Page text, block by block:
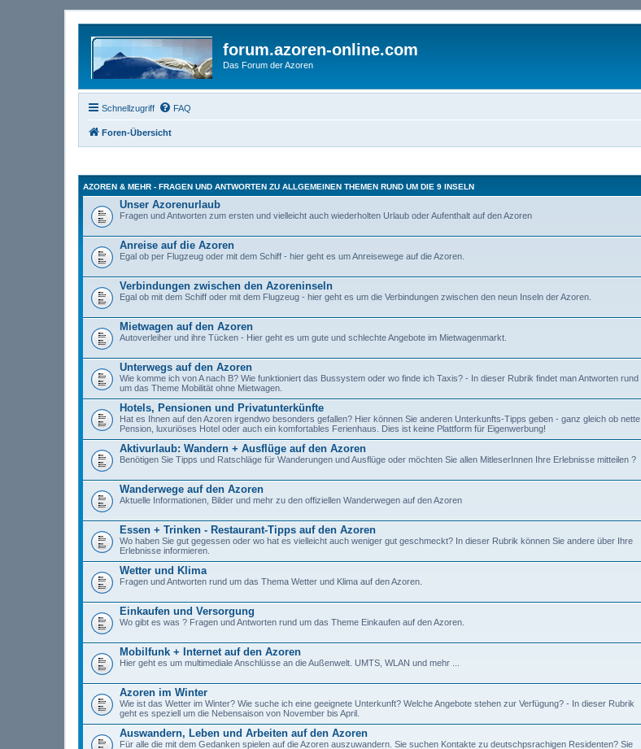
forum.azoren-online.com
Das Forum der Azoren
Schnellzugriff FAQ
Foren-Übersicht
AZOREN & MEHR - FRAGEN UND ANTWORTEN ZU ALLGEMEINEN THEMEN RUND UM DIE 9 INSELN
Unser Azorenurlaub
Fragen und Antworten zum ersten und vielleicht auch wiederholten Urlaub oder Aufenthalt auf den Azoren
Anreise auf die Azoren
Egal ob per Flugzeug oder mit dem Schiff - hier geht es um Anreisewege auf die Azoren.
Verbindungen zwischen den Azoreninseln
Egal ob mit dem Schiff oder mit dem Flugzeug - hier geht es um die Verbindungen zwischen den neun Inseln der Azoren.
Mietwagen auf den Azoren
Autoverleiher und ihre Tücken - Hier geht es um gute und schlechte Angebote im Mietwagenmarkt.
Unterwegs auf den Azoren
Wie komme ich von A nach B? Wie funktioniert das Bussystem oder wo finde ich Taxis? - In dieser Rubrik findet man Antworten rund
um das Theme Mobilität ohne Mietwagen.
Hotels, Pensionen und Privatunterkünfte
Hat es Ihnen auf den Azoren irgendwo besonders gefallen? Hier können Sie anderen Unterkunfts-Tipps geben - ganz gleich ob nette
Pension, luxuriöses Hotel oder auch ein komfortables Ferienhaus. Dies ist keine Plattform für Eigenwerbung!
Aktivurlaub: Wandern + Ausflüge auf den Azoren
Benötigen Sie Tipps und Ratschläge für Wanderungen und Ausflüge oder möchten Sie allen MitleserInnen Ihre Erlebnisse mitteilen ?
Wanderwege auf den Azoren
Aktuelle Informationen, Bilder und mehr zu den offiziellen Wanderwegen auf den Azoren
Essen + Trinken - Restaurant-Tipps auf den Azoren
Wo haben Sie gut gegessen oder wo hat es vielleicht auch weniger gut geschmeckt? In dieser Rubrik können Sie andere über Ihre
Erlebnisse informieren.
Wetter und Klima
Fragen und Antworten rund um das Thema Wetter und Klima auf den Azoren.
Einkaufen und Versorgung
Wo gibt es was ? Fragen und Antworten rund um das Theme Einkaufen auf den Azoren.
Mobilfunk + Internet auf den Azoren
Hier geht es um multimediale Anschlüsse an die Außenwelt. UMTS, WLAN und mehr ...
Azoren im Winter
Wie ist das Wetter im Winter? Wie suche ich eine geeignete Unterkunft? Welche Angebote stehen zur Verfügung? - In dieser Rubrik
geht es speziell um die Nebensaison von November bis April.
Auswandern, Leben und Arbeiten auf den Azoren
Für alle die mit dem Gedanken spielen auf die Azoren auszuwandern. Sie suchen Kontakte zu deutschpsrachigen Residenten? Sie